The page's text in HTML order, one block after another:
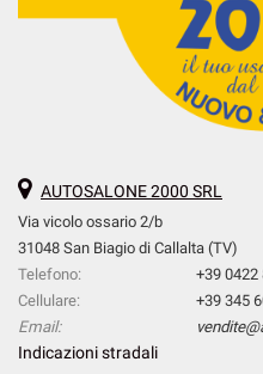
AUTOSALONE 2000 SRL
Via vicolo ossario 2/b
31048 San Biagio di Callalta (TV)
Telefono:
+39 0422
Cellulare:
+39 345
Email:
Indicazioni stradali